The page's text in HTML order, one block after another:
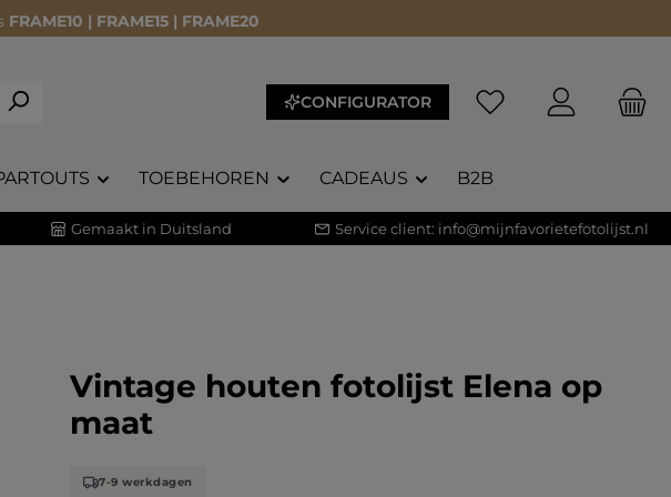
FRAME10 | FRAME15 | FRAME20
CONFIGURATOR
TOEBEHOREN CADEAUS B2B
Gemaakt in Duitsland Service client: info@mijnfavorietefotolijst.nl
Vintage houten fotolijst Elena op
maat
7-9 werkdagen